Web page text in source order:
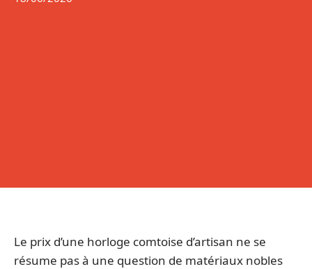
Le prix d’une horloge comtoise d’artisan ne se
résume pas à une question de matériaux nobles